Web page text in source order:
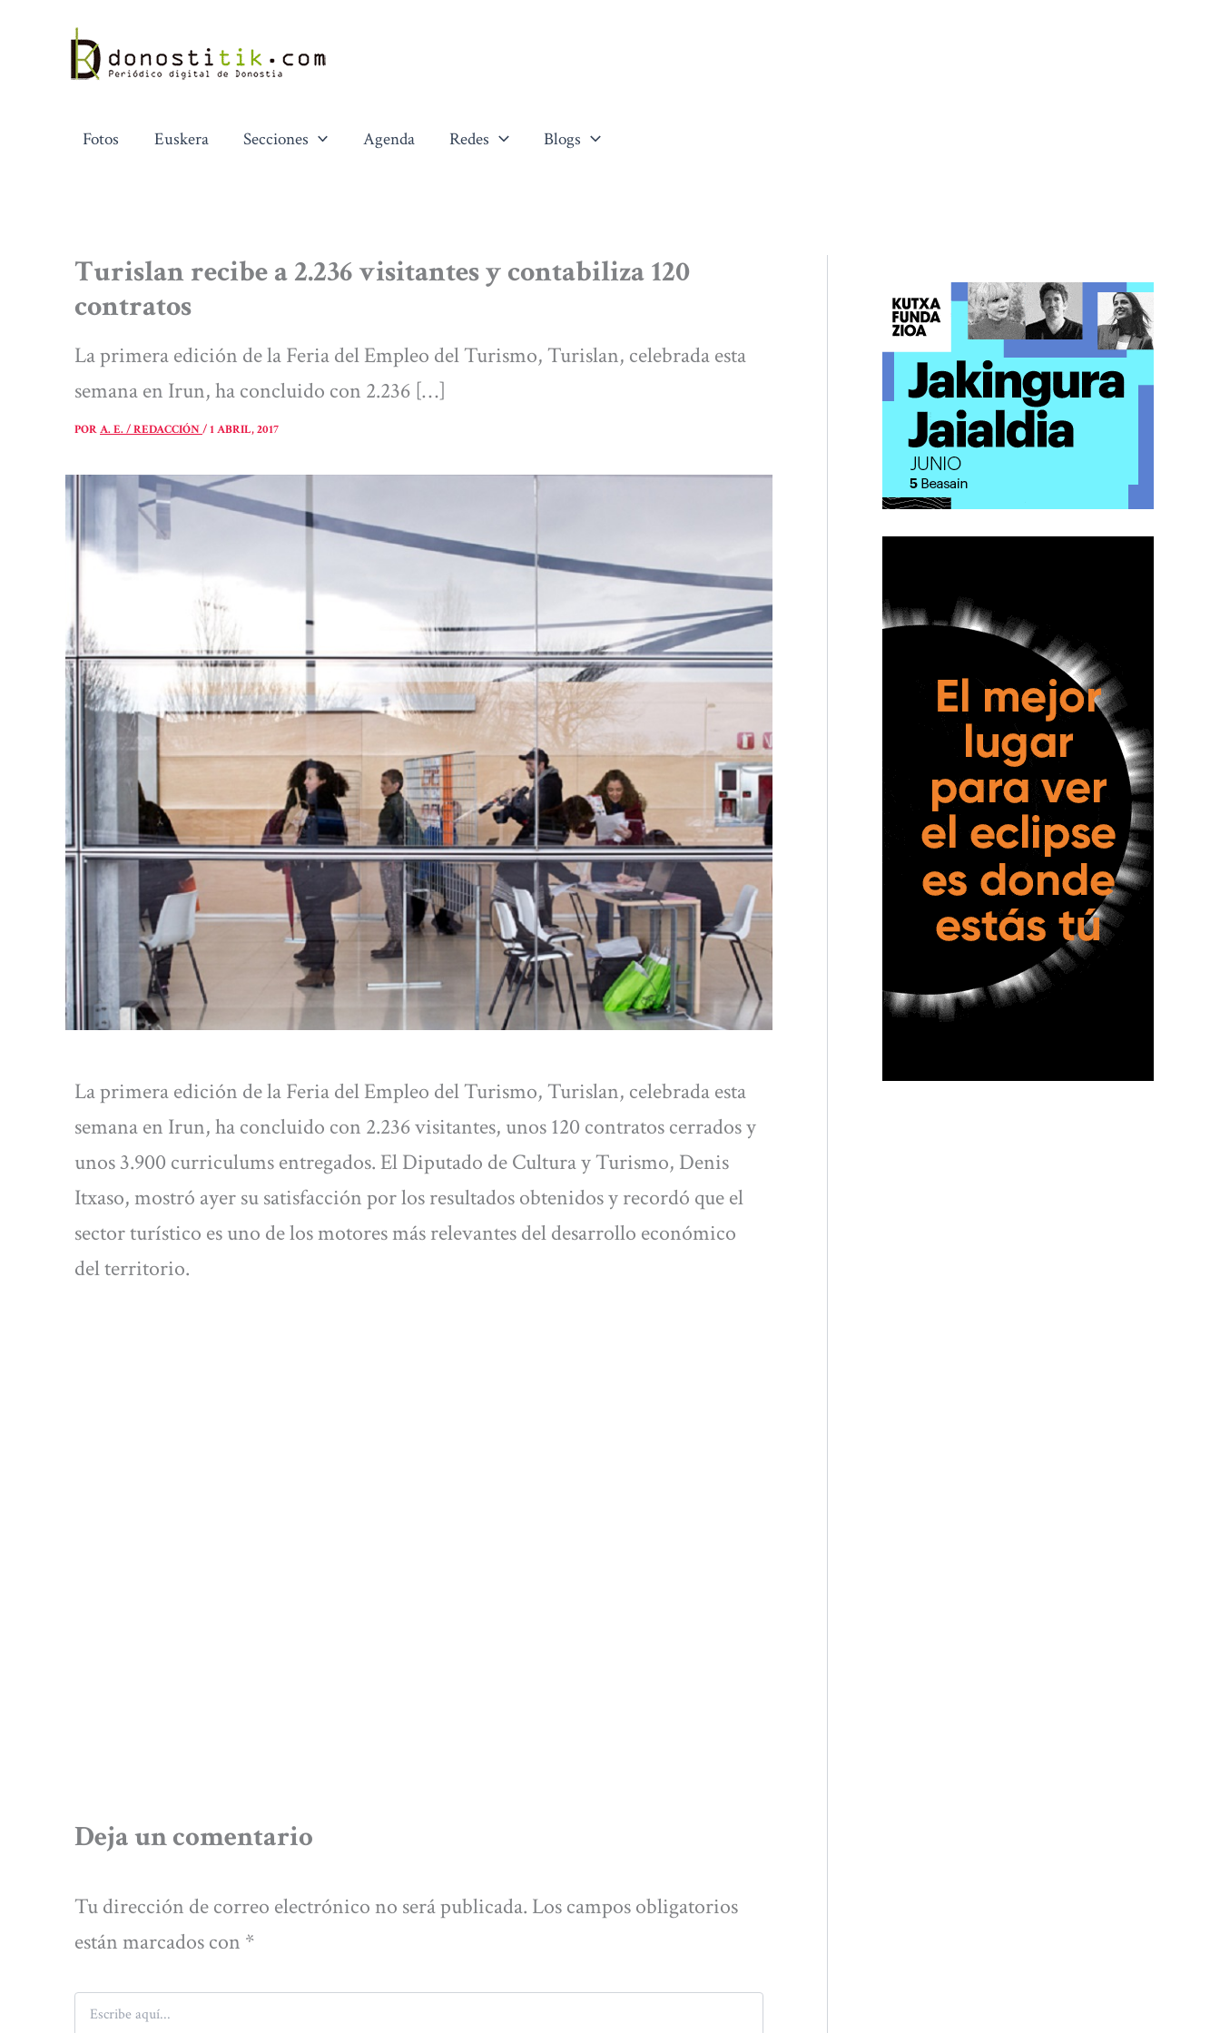
contenido
Fotos Euskera Secciones Agenda Redes Blogs
Turislan recibe a 2.236 visitantes y contabiliza 120
contratos
La primera edición de la Feria del Empleo del Turismo, Turislan, celebrada esta
semana en Irun, ha concluido con 2.236 […]
PORA. E. / REDACCIÓN/1 ABRIL, 2017
La primera edición de la Feria del Empleo del Turismo, Turislan, celebrada esta
semana en Irun, ha concluido con 2.236 visitantes, unos 120 contratos cerrados y
unos 3.900 curriculums entregados. El Diputado de Cultura y Turismo, Denis
Itxaso, mostró ayer su satisfacción por los resultados obtenidos y recordó que el
sector turístico es uno de los motores más relevantes del desarrollo económico
del territorio.
Deja un comentario
Tu dirección de correo electrónico no será publicada. Los campos obligatorios
están marcados con *
Escribe
aquí...